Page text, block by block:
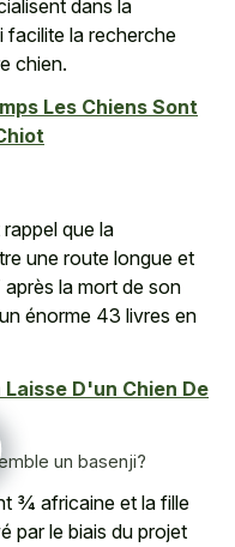
dans la
facilite la recherche
chien.
Les Chiens Sont
que la
une route longue et
la mort de son
énorme 43 livres en
D'un Chien De
un basenji?
3⁄4 africaine et la fille
par le biais du projet